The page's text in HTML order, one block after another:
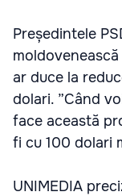
Președintele
ar duce la
dolari. ”Când
face această
fi cu 100 dolari
UNIMEDIA